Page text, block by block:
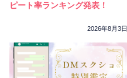
ピート率ランキング発表！
2026年8月3日